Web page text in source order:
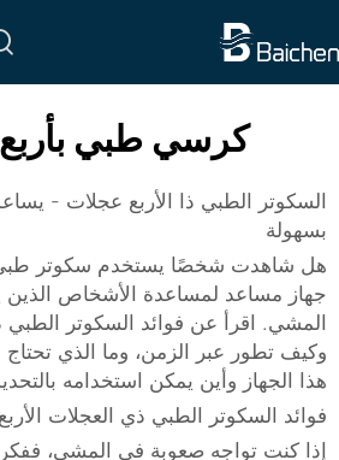
كرسي طبي
السكوتر الطبي ذا الأربع عجلات -
بسهولة
هل شاهدت شخصًا يستخدم سكوتر طبي
جهاز مساعد لمساعدة الأشخاص
المشي. اقرأ عن فوائد السكوتر الطبي
وكيف تطور عبر الزمن، وما الذي تحتاج
هذا الجهاز وأين يمكن استخدامه
فوائد السكوتر الطبي ذي العجلات الأربع
إذا كنت تواجه صعوبة في المشي،